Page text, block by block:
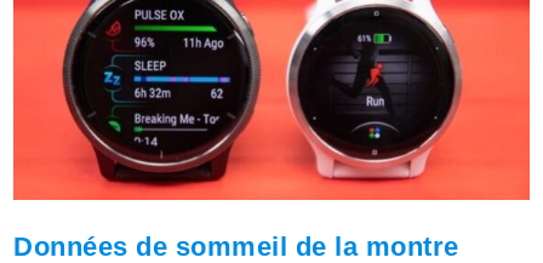
Données de sommeil de la montre